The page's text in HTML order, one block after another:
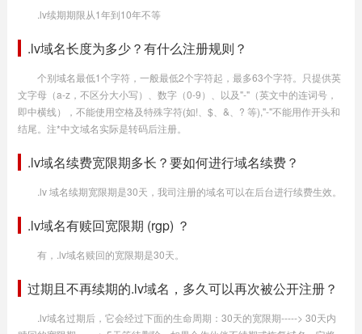
.lv续期期限从1年到10年不等
.lv域名长度为多少？有什么注册规则？
个别域名最低1个字符，一般最低2个字符起，最多63个字符。只提供英
文字母（a-z，不区分大小写）、数字（0-9）、以及"-"（英文中的连词号，
即中横线），不能使用空格及特殊字符(如!、$、&、? 等),"-"不能用作开头和
结尾。注*中文域名实际是转码后注册。
.lv域名续费宽限期多长？要如何进行域名续费？
.lv 域名续期宽限期是30天，我司注册的域名可以在后台进行续费生效。
.lv域名有赎回宽限期 (rgp) ？
有，.lv域名赎回的宽限期是30天。
过期且不再续期的.lv域名，多久可以再次被公开注册？
.lv域名过期后，它会经过下面的生命周期：30天的宽限期-----> 30天内